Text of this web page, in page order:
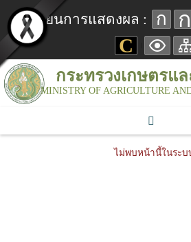
เปลี่ยนการแสดงผล : ก ก
C
กระทรวงเกษตรแ
MINISTRY OF AGRICULTURE
ไม่พบหน้านี้ในระบ